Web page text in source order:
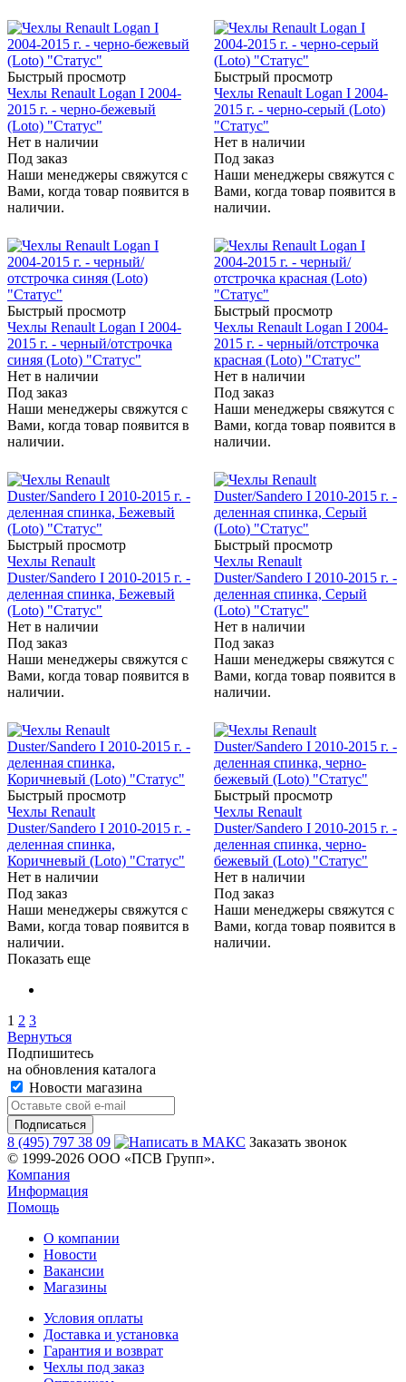
Быстрый просмотр
Чехлы Renault Logan I 2004-
2015 г. - черно-бежевый
(Loto) "Статус"
Нет в наличии
Под заказ
Наши менеджеры свяжутся с
Вами, когда товар появится в
наличии.
Быстрый просмотр
Чехлы Renault Logan I 2004-
2015 г. - черно-серый (Loto)
"Статус"
Нет в наличии
Под заказ
Наши менеджеры свяжутся с
Вами, когда товар появится в
наличии.
Быстрый просмотр
Чехлы Renault Logan I 2004-
2015 г. - черный/отстрочка
синяя (Loto) "Статус"
Нет в наличии
Под заказ
Наши менеджеры свяжутся с
Вами, когда товар появится в
наличии.
Быстрый просмотр
Чехлы Renault Logan I 2004-
2015 г. - черный/отстрочка
красная (Loto) "Статус"
Нет в наличии
Под заказ
Наши менеджеры свяжутся с
Вами, когда товар появится в
наличии.
Быстрый просмотр
Чехлы Renault
Duster/Sandero I 2010-2015 г. -
деленная спинка, Бежевый
(Loto) "Статус"
Нет в наличии
Под заказ
Наши менеджеры свяжутся с
Вами, когда товар появится в
наличии.
Быстрый просмотр
Чехлы Renault
Duster/Sandero I 2010-2015 г. -
деленная спинка, Серый
(Loto) "Статус"
Нет в наличии
Под заказ
Наши менеджеры свяжутся с
Вами, когда товар появится в
наличии.
Быстрый просмотр
Чехлы Renault
Duster/Sandero I 2010-2015 г. -
деленная спинка,
Коричневый (Loto) "Статус"
Нет в наличии
Под заказ
Наши менеджеры свяжутся с
Вами, когда товар появится в
наличии.
Быстрый просмотр
Чехлы Renault
Duster/Sandero I 2010-2015 г. -
деленная спинка, черно-
бежевый (Loto) "Статус"
Нет в наличии
Под заказ
Наши менеджеры свяжутся с
Вами, когда товар появится в
наличии.
Показать еще
1 2 3
Вернуться
Подпишитесь
на обновления каталога
Новости магазина
8 (495) 797 38 09
Заказать звонок
© 1999-2026 ООО «ПСВ Групп».
Компания
Информация
Помощь
О компании
Новости
Вакансии
Магазины
Условия оплаты
Доставка и установка
Гарантия и возврат
Чехлы под заказ